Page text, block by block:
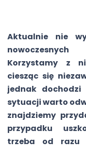
Aktualnie nie
Korzystamy z
ciesząc się
jednak
sytuacji warto
znajdziemy
przypadku
trzeba od razu